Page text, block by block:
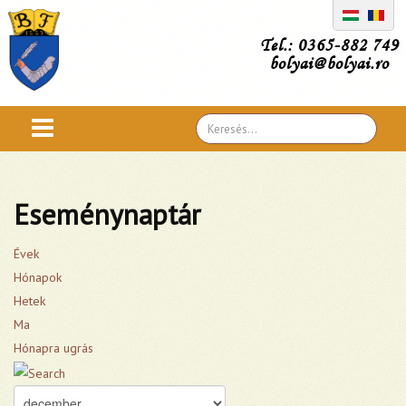
Tel.: 0365-882 749
bolyai@bolyai.ro
Search
...
Eseménynaptár
Évek
Hónapok
Hetek
Ma
Hónapra ugrás